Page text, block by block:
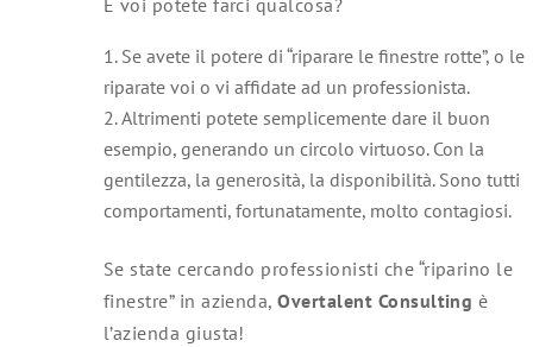
E voi potete farci qualcosa?
Se avete il potere di “riparare le finestre rotte”, o le
riparate voi o vi affidate ad un professionista.
Altrimenti potete semplicemente dare il buon
esempio, generando un circolo virtuoso. Con la
gentilezza, la generosità, la disponibilità. Sono tutti
comportamenti, fortunatamente, molto contagiosi.
Se state cercando professionisti che “riparino le
finestre” in azienda,Overtalent Consulting è
l’azienda giusta!